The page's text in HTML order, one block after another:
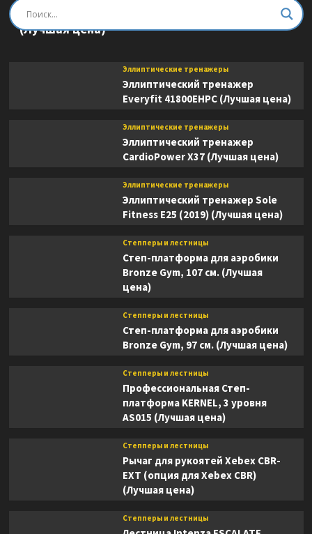
Эллиптический тренажер DFC E8745T
(Лучшая цена)
Эллиптические тренажеры
Эллиптический тренажер
Everyfit 41800EHPC (Лучшая цена)
Эллиптические тренажеры
Эллиптический тренажер
CardioPower X37 (Лучшая цена)
Эллиптические тренажеры
Эллиптический тренажер Sole
Fitness E25 (2019) (Лучшая цена)
Степперы и лестницы
Степ-платформа для аэробики
Bronze Gym, 107 см. (Лучшая
цена)
Степперы и лестницы
Степ-платформа для аэробики
Bronze Gym, 97 см. (Лучшая цена)
Степперы и лестницы
Профессиональная Степ-
платформа KERNEL, 3 уровня
AS015 (Лучшая цена)
Степперы и лестницы
Рычаг для рукоятей Xebex CBR-
EXT (опция для Xebex CBR)
(Лучшая цена)
Степперы и лестницы